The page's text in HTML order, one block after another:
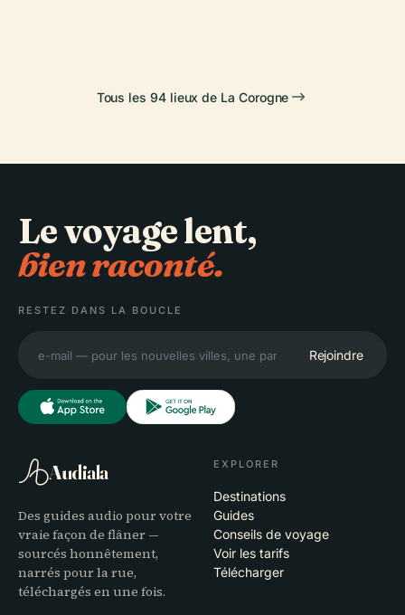
Tous les 94 lieux de La Corogne
Le voyage lent,
bien raconté.
RESTEZ DANS LA BOUCLE
Rejoindre
Audiala
Des guides audio pour votre
vraie façon de flâner —
sourcés honnêtement,
narrés pour la rue,
téléchargés en une fois.
EXPLORER
Destinations
Guides
Conseils de voyage
Voir les tarifs
Télécharger